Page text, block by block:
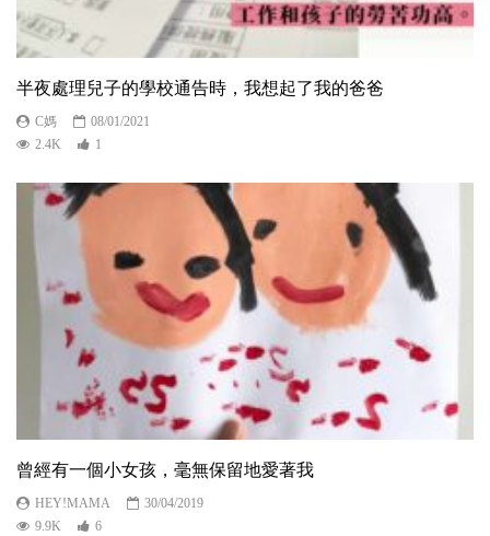
半夜處理兒子的學校通告時，我想起了我的爸爸
C媽
08/01/2021
2.4K
1
曾經有一個小女孩，毫無保留地愛著我
HEY!MAMA
30/04/2019
9.9K
6